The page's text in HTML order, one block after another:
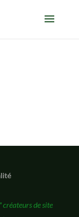
créateurs de site